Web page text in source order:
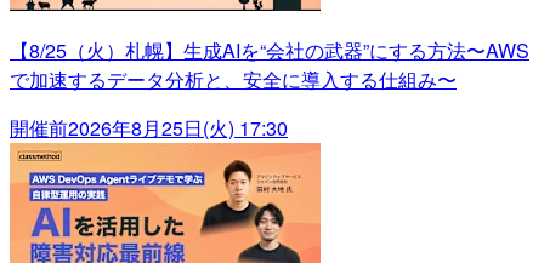
【8/25（火）札幌】生成AIを“会社の武器”にする方法〜AWS
で加速するデータ分析と、安全に導入する仕組み〜
開催前2026年8月25日(火) 17:30